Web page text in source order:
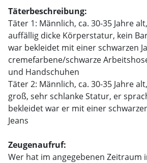
Täterbeschreibung:
Täter 1: Männlich, ca. 30-35 Jahre
auffällig dicke Körperstatur, kein
war bekleidet mit einer schwarzen
cremefarbene/schwarze
und Handschuhen
Täter 2: Männlich, ca. 30-35 Jahre
groß, sehr schlanke Statur, er
bekleidet war er mit einer
Jeans
Zeugenaufruf:
Wer hat im angegebenen Zeitraum